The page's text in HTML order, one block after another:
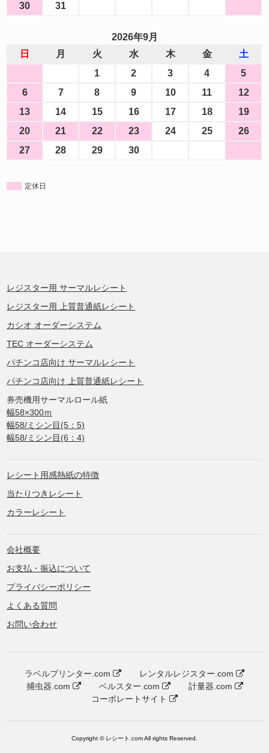
30
31
2026年9月
日
月 火 水 木 金
土
1
2 3 4
5
6
7 8 9 10 11
12
13
14 15 16 17 18
19
20
21 22 23 24 25
26
27
28 29 30
定休日
レジスター用 サーマルレシート
レジスター用 上質普通紙レシート
カシオ オーダーシステム
TEC オーダーシステム
パチンコ店向け サーマルレシート
パチンコ店向け 上質普通紙レシート
券売機用サーマルロール紙
幅58×300ｍ
幅58/ミシン目(5：5)
幅58/ミシン目(6：4)
レシート用感熱紙の特徴
当たりつきレシート
カラーレシート
会社概要
お支払・振込について
プライバシーポリシー
よくある質問
お問い合わせ
ラベルプリンター.com
レンタルレジスター.com
捕虫器.com
ベルスター.com
計量器.com
コーポレートサイト
Copyright © レシート.com All rights Reserved.